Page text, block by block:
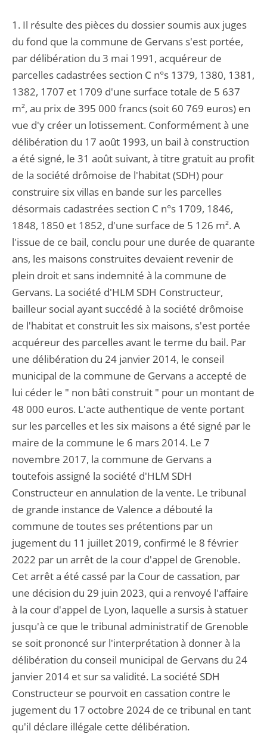
1. Il résulte des pièces du dossier soumis aux juges
du fond que la commune de Gervans s'est portée,
par délibération du 3 mai 1991, acquéreur de
parcelles cadastrées section C n°s 1379, 1380, 1381,
1382, 1707 et 1709 d'une surface totale de 5 637
m², au prix de 395 000 francs (soit 60 769 euros) en
vue d'y créer un lotissement. Conformément à une
délibération du 17 août 1993, un bail à construction
a été signé, le 31 août suivant, à titre gratuit au profit
de la société drômoise de l'habitat (SDH) pour
construire six villas en bande sur les parcelles
désormais cadastrées section C n°s 1709, 1846,
1848, 1850 et 1852, d'une surface de 5 126 m². A
l'issue de ce bail, conclu pour une durée de quarante
ans, les maisons construites devaient revenir de
plein droit et sans indemnité à la commune de
Gervans. La société d'HLM SDH Constructeur,
bailleur social ayant succédé à la société drômoise
de l'habitat et construit les six maisons, s'est portée
acquéreur des parcelles avant le terme du bail. Par
une délibération du 24 janvier 2014, le conseil
municipal de la commune de Gervans a accepté de
lui céder le " non bâti construit " pour un montant de
48 000 euros. L'acte authentique de vente portant
sur les parcelles et les six maisons a été signé par le
maire de la commune le 6 mars 2014. Le 7
novembre 2017, la commune de Gervans a
toutefois assigné la société d'HLM SDH
Constructeur en annulation de la vente. Le tribunal
de grande instance de Valence a débouté la
commune de toutes ses prétentions par un
jugement du 11 juillet 2019, confirmé le 8 février
2022 par un arrêt de la cour d'appel de Grenoble.
Cet arrêt a été cassé par la Cour de cassation, par
une décision du 29 juin 2023, qui a renvoyé l'affaire
à la cour d'appel de Lyon, laquelle a sursis à statuer
jusqu'à ce que le tribunal administratif de Grenoble
se soit prononcé sur l'interprétation à donner à la
délibération du conseil municipal de Gervans du 24
janvier 2014 et sur sa validité. La société SDH
Constructeur se pourvoit en cassation contre le
jugement du 17 octobre 2024 de ce tribunal en tant
qu'il déclare illégale cette délibération.